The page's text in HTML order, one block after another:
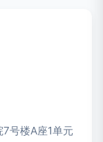
号楼A座1单元